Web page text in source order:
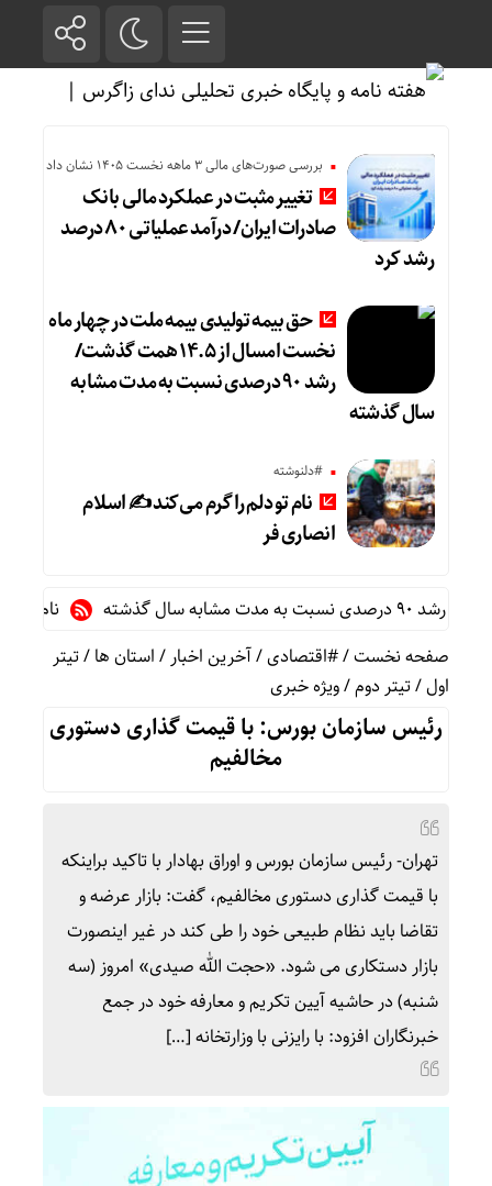
بررسی صورت‌های مالی 3 ماهه نخست 1405 نشان داد
تغییر مثبت در عملکرد مالی بانک
صادرات ایران/ درآمد عملیاتی ۸۰ درصد
رشد کرد
حق بیمه تولیدی بیمه ملت در چهار ماه
نخست امسال از ۱۴.۵ همت گذشت/
رشد ۹۰ درصدی نسبت به مدت مشابه
سال گذشته
#دلنوشته
نام تو دلم را گرم می‌کند ✍️ اسلام
انصاری فر
نام تو دلم
صفحه نخست/#اقتصادی/آخرین اخبار/استان ها/تیتر
اول/تیتر دوم/ویژه خبری
رئیس سازمان بورس: با قیمت گذاری دستوری
مخالفیم
تهران- رئیس سازمان بورس و اوراق بهادار با تاکید براینکه
با قیمت گذاری دستوری مخالفیم، گفت: بازار عرضه و
تقاضا باید نظام طبیعی خود را طی کند در غیر اینصورت
بازار دستکاری می شود. «حجت الله صیدی» امروز (سه
شنبه) در حاشیه آیین تکریم و معارفه خود در جمع
خبرنگاران افزود: با رایزنی با وزارتخانه […]